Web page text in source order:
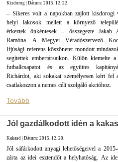
Kisdorog | Dátum: 2015. 12. 22.
– Sikeres volt a napokban zajlott kisdorogi
helyi lakosok mellett a környező
érkeztek önkéntesek – összegezte Jakab
Ramóna. A Megyei Véradószervező
Ifjúsági referens köszönetet mondott
segítettek embertársaikon. Külön kiemelte
futballcsapatot és az együttes
Richárdot, aki sokakat személyesen kért fel
csatlakozzon a nemes célt szolgáló akcióhoz.
Tovább
Jól gazdálkodott idén a
Kakasd | Dátum: 2015. 12. 20.
Jól sáfárkodott anyagi lehetőségeivel a
zárta az idei esztendőt a helyhatóság. Az